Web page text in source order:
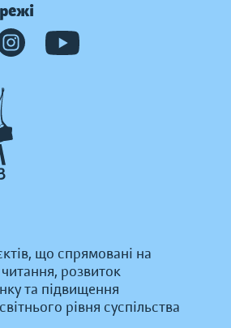
що спрямовані на
розвиток
та підвищення
рівня суспільства